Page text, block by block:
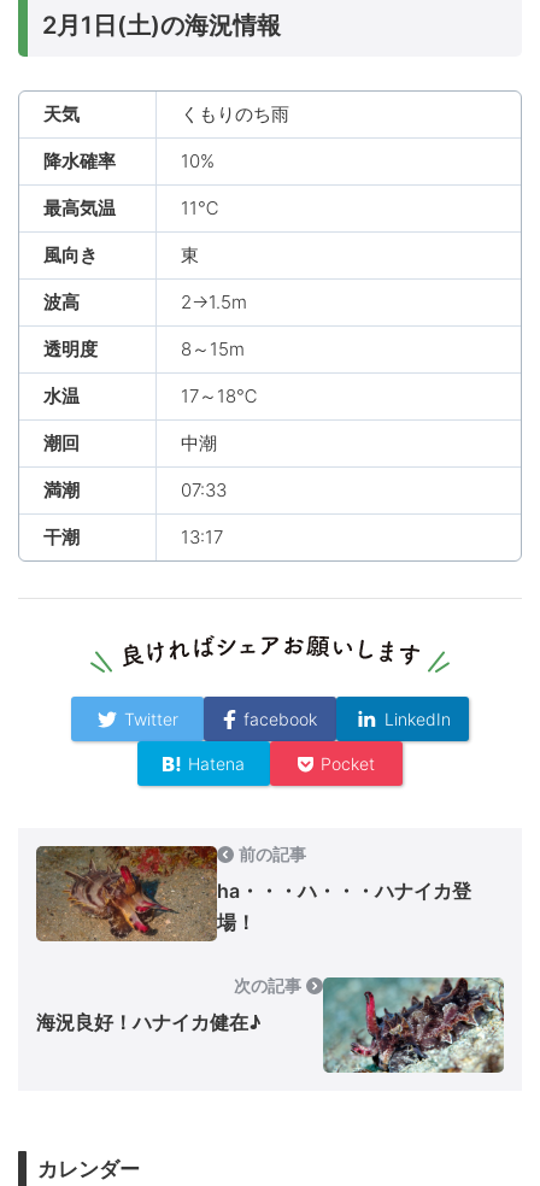
2月1日(土)の海況情報
天気 くもりのち雨
降水確率 10%
最高気温 11℃
風向き 東
波高 2→1.5m
透明度 8～15m
水温 17～18℃
潮回 中潮
満潮 07:33
干潮 13:17
Twitter facebook LinkedIn
Hatena Pocket
前の記事
ha・・・ハ・・・ハナイカ登
場！
次の記事
海況良好！ハナイカ健在♪
カレンダー